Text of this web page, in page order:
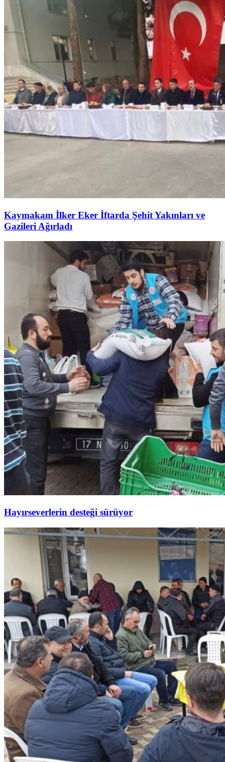
Kaymakam İlker Eker İftarda Şehit Yakınları ve
Gazileri Ağırladı
Hayırseverlerin desteği sürüyor